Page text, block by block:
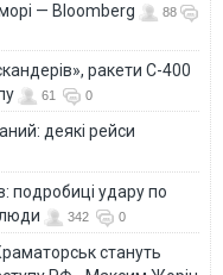
— Bloomberg
88
ракети С-400
61 0
деякі рейси
подробиці удару по
люди
342 0
стануть